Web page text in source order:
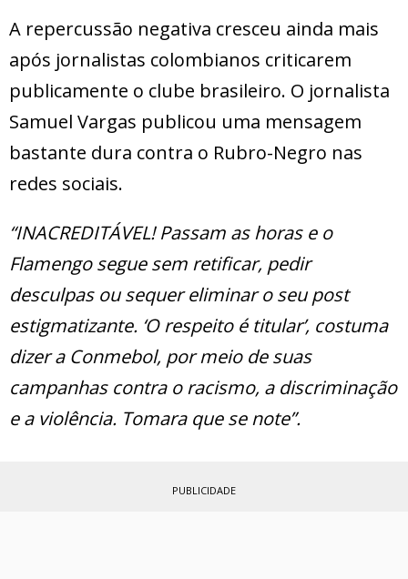
A repercussão negativa cresceu ainda mais
após jornalistas colombianos criticarem
publicamente o clube brasileiro. O jornalista
Samuel Vargas publicou uma mensagem
bastante dura contra o Rubro-Negro nas
redes sociais.
“INACREDITÁVEL! Passam as horas e o
Flamengo segue sem retificar, pedir
desculpas ou sequer eliminar o seu post
estigmatizante. ‘O respeito é titular’, costuma
dizer a Conmebol, por meio de suas
campanhas contra o racismo, a discriminação
e a violência. Tomara que se note”.
PUBLICIDADE